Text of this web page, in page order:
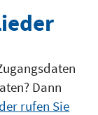
Dann
rufen Sie